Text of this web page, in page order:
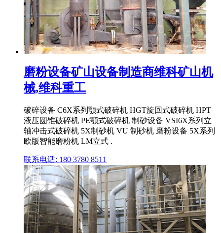
磨粉设备矿山设备制造商维科矿山机
械,维科重工
破碎设备 C6X系列颚式破碎机 HGT旋回式破碎机 HPT
液压圆锥破碎机 PE颚式破碎机 制砂设备 VSI6X系列立
轴冲击式破碎机 5X制砂机 VU 制砂机 磨粉设备 5X系列
欧版智能磨粉机 LM立式 .
联系电话: 180 3780 8511